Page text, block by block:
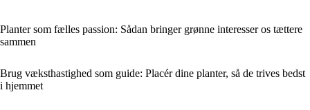
Planter som fælles passion: Sådan bringer grønne interesser os tættere
sammen
Brug væksthastighed som guide: Placér dine planter, så de trives bedst
i hjemmet